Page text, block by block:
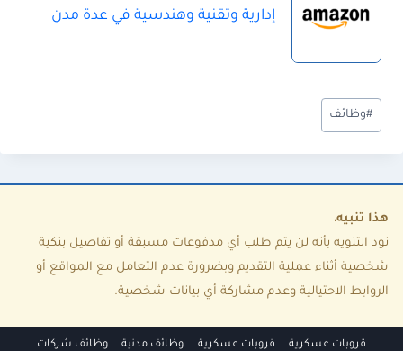
إدارية وتقنية وهندسية في عدة مدن
و
س
ا
ل
#وظائف
هذا تنبيه،
نود التنويه بأنه لن يتم طلب أي مدفوعات مسبقة أو تفاصيل بنكية
شخصية أثناء عملية التقديم وبضرورة عدم التعامل مع المواقع أو
الروابط الاحتيالية وعدم مشاركة أي بيانات شخصية.
قروبات عسكرية قروبات عسكرية وظائف مدنية وظائف شركات